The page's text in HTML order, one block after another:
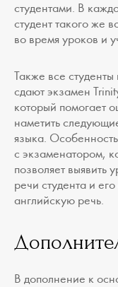
студентами. В
студент такого же
во время уроков и
Также все
сдают экзамен
который помогает
наметить
языка.
с экзаменатором,
позволяет выявить
речи студента и
английскую речь.
В дополнение к